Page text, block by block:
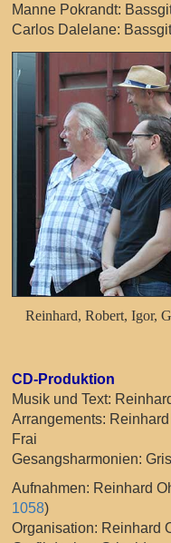
Manne Pokrandt:
Carlos Dalelane:
Reinhard, Robert, Igor,
CD-Produktion
Musik und Text:
Arrangements:
Frai
Gesangsharmonien:
Aufnahmen: Reinhard
1058)
Organisation: Reinhard